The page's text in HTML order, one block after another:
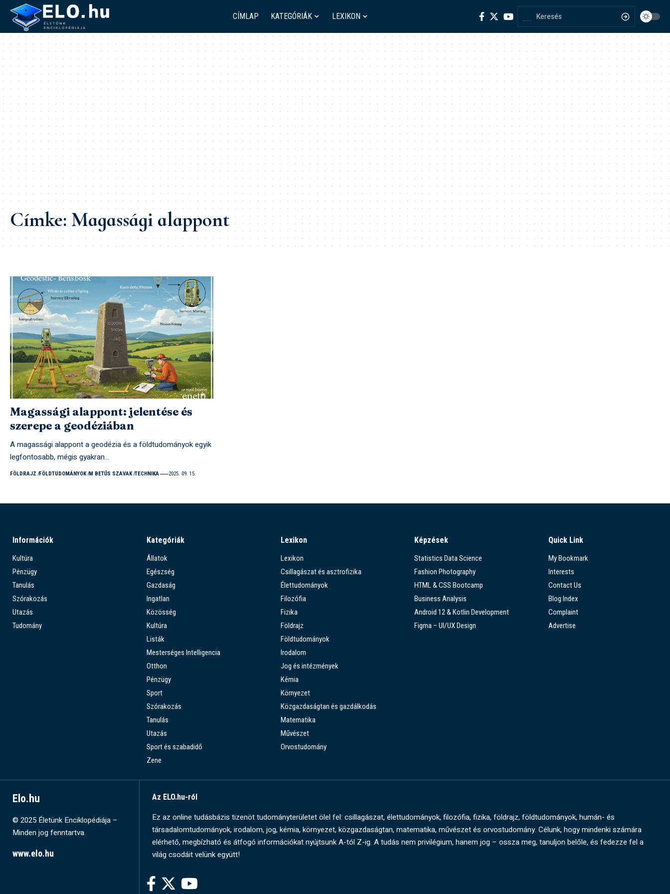
CÍMLAP KATEGÓRIÁK LEXIKON
Címke:Magassági alappont
Magassági alappont: jelentése és
szerepe a geodéziában
A magassági alappont a geodézia és a földtudományok egyik
legfontosabb, mégis gyakran…
FÖLDRAJZ FÖLDTUDOMÁNYOK M BETŰS SZAVAK TECHNIKA 2025. 09. 15.
Információk
Kultúra
Pénzügy
Tanulás
Szórakozás
Utazás
Tudomány
Kategóriák
Állatok
Egészség
Gazdaság
Ingatlan
Közösség
Kultúra
Listák
Mesterséges Intelligencia
Otthon
Pénzügy
Sport
Szórakozás
Tanulás
Utazás
Sport és szabadidő
Zene
Lexikon
Lexikon
Csillagászat és asztrofizika
Élettudományok
Filozófia
Fizika
Földrajz
Földtudományok
Irodalom
Jog és intézmények
Kémia
Környezet
Közgazdaságtan és gazdálkodás
Matematika
Művészet
Orvostudomány
Képzések
Statistics Data Science
Fashion Photography
HTML & CSS Bootcamp
Business Analysis
Android 12 & Kotlin Development
Figma – UI/UX Design
Quick Link
My Bookmark
Interests
Contact Us
Blog Index
Complaint
Advertise
Elo.hu
© 2025 Életünk Enciklopédiája –
Minden jog fenntartva.
www.elo.hu
Az ELO.hu-ról
Ez az online tudásbázis tizenöt tudományterületet ölel fel: csillagászat, élettudományok, filozófia, fizika, földrajz, földtudományok, humán- és
társadalomtudományok, irodalom, jog, kémia, környezet, közgazdaságtan, matematika, művészet és orvostudomány. Célunk, hogy mindenki számára
elérhető, megbízható és átfogó információkat nyújtsunk A-tól Z-ig. A tudás nem privilégium, hanem jog – ossza meg, tanuljon belőle, és fedezze fel a
világ csodáit velünk együtt!